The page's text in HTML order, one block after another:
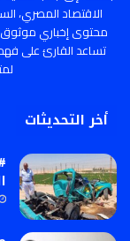
الاقتصاد المصري،
محتوى إخباري موثوق
تساعد القارئ على
أخر التحديثات